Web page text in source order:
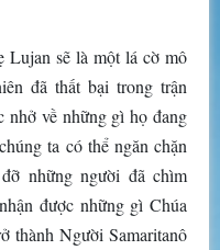
sẽ là một lá cờ mô
đã thất bại trong trận
nhở về những gì họ đang
ta có thể ngăn chặn
những người đã chìm
được những gì Chúa
thành Người Samaritanô